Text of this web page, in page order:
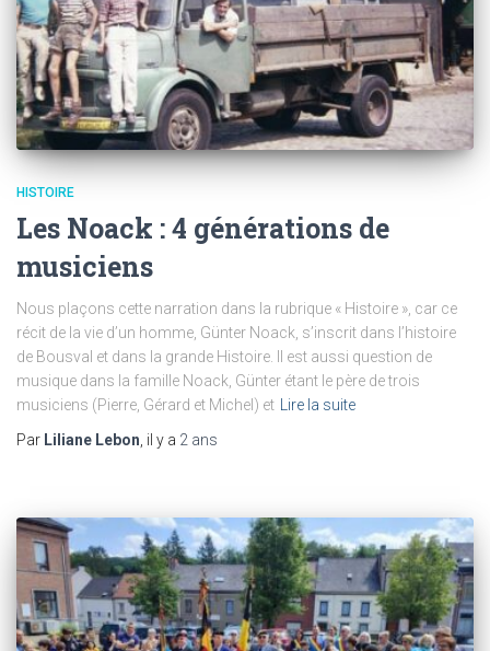
HISTOIRE
Les Noack : 4 générations de
musiciens
Nous plaçons cette narration dans la rubrique « Histoire », car ce
récit de la vie d’un homme, Günter Noack, s’inscrit dans l’histoire
de Bousval et dans la grande Histoire. Il est aussi question de
musique dans la famille Noack, Günter étant le père de trois
musiciens (Pierre, Gérard et Michel) et Lire la suite
Par Liliane Lebon, il y a 2 ans